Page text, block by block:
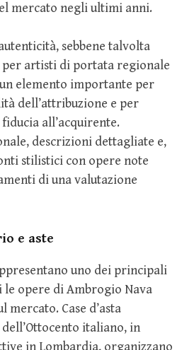
mercato negli ultimi anni.
sebbene talvolta
artisti di portata regionale
elemento importante per
dell’attribuzione e per
all’acquirente.
descrizioni dettagliate e,
stilistici con opere note
di una valutazione
e aste
uno dei principali
le opere di Ambrogio Nava
mercato. Case d’asta
italiano, in
in Lombardia, organizzano